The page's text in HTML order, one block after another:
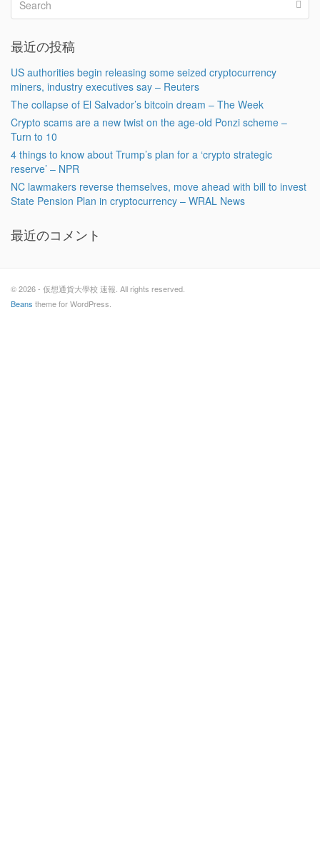
最近の投稿
US authorities begin releasing some seized cryptocurrency
miners, industry executives say – Reuters
The collapse of El Salvador’s bitcoin dream – The Week
Crypto scams are a new twist on the age-old Ponzi scheme –
Turn to 10
4 things to know about Trump’s plan for a ‘crypto strategic
reserve’ – NPR
NC lawmakers reverse themselves, move ahead with bill to invest
State Pension Plan in cryptocurrency – WRAL News
最近のコメント
© 2026 - 仮想通貨大學校 速報. All rights reserved.
Beans theme for WordPress.